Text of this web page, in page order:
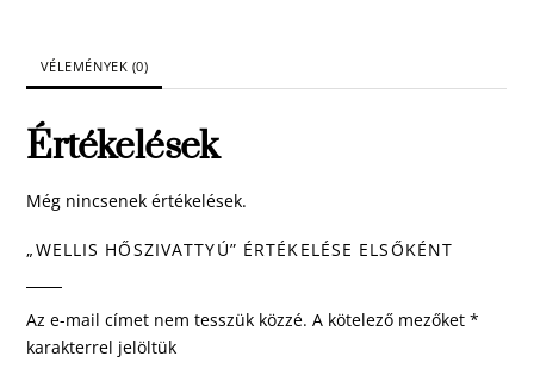
VÉLEMÉNYEK (0)
Értékelések
Még nincsenek értékelések.
„WELLIS HŐSZIVATTYÚ” ÉRTÉKELÉSE ELSŐKÉNT
Az e-mail címet nem tesszük közzé. A kötelező mezőket*
karakterrel jelöltük